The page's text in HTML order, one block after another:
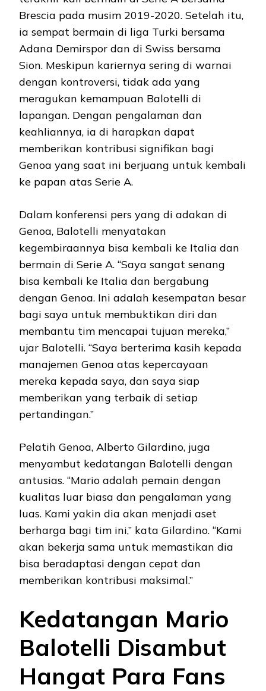
Brescia pada musim 2019-2020. Setelah itu,
ia sempat bermain di liga Turki bersama
Adana Demirspor dan di Swiss bersama
Sion. Meskipun kariernya sering di warnai
dengan kontroversi, tidak ada yang
meragukan kemampuan Balotelli di
lapangan. Dengan pengalaman dan
keahliannya, ia di harapkan dapat
memberikan kontribusi signifikan bagi
Genoa yang saat ini berjuang untuk kembali
ke papan atas Serie A.
Dalam konferensi pers yang di adakan di
Genoa, Balotelli menyatakan
kegembiraannya bisa kembali ke Italia dan
bermain di Serie A. “Saya sangat senang
bisa kembali ke Italia dan bergabung
dengan Genoa. Ini adalah kesempatan besar
bagi saya untuk membuktikan diri dan
membantu tim mencapai tujuan mereka,”
ujar Balotelli. “Saya berterima kasih kepada
manajemen Genoa atas kepercayaan
mereka kepada saya, dan saya siap
memberikan yang terbaik di setiap
pertandingan.”
Pelatih Genoa, Alberto Gilardino, juga
menyambut kedatangan Balotelli dengan
antusias. “Mario adalah pemain dengan
kualitas luar biasa dan pengalaman yang
luas. Kami yakin dia akan menjadi aset
berharga bagi tim ini,” kata Gilardino. “Kami
akan bekerja sama untuk memastikan dia
bisa beradaptasi dengan cepat dan
memberikan kontribusi maksimal.”
Kedatangan Mario
Balotelli Disambut
Hangat Para Fans